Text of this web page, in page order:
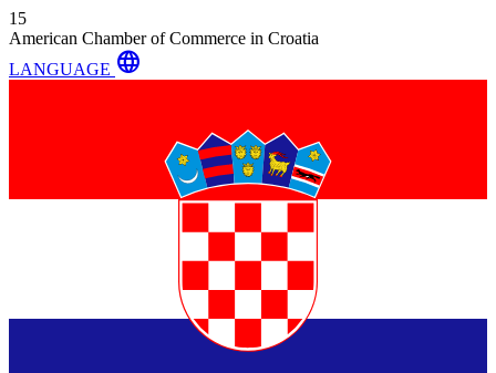
15
American Chamber of Commerce in Croatia
LANGUAGE language